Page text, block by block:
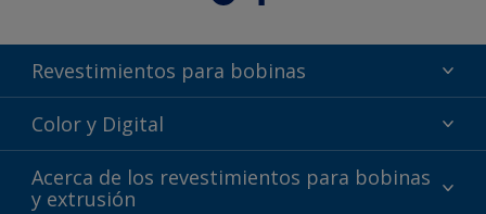
Revestimientos para bobinas
Fluoropolímero
Poliéster líquido
TRINAR
Color y Digital
Selección de colores
Bibliotecas de colores BIM
Acerca de los revestimientos para bobinas
y extrusión